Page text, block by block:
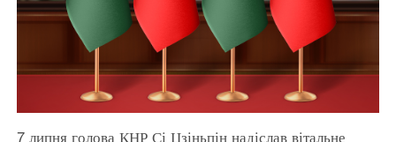
7 липня голова КНР Сі Цзіньпін надіслав вітальне